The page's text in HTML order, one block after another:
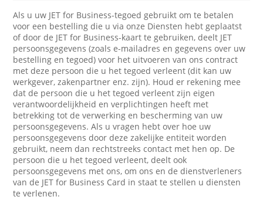
Als u uw JET for Business-tegoed gebruikt om te betalen
voor een bestelling die u via onze Diensten hebt geplaatst
of door de JET for Business-kaart te gebruiken, deelt JET
persoonsgegevens (zoals e-mailadres en gegevens over uw
bestelling en tegoed) voor het uitvoeren van ons contract
met deze persoon die u het tegoed verleent (dit kan uw
werkgever, zakenpartner enz. zijn). Houd er rekening mee
dat de persoon die u het tegoed verleent zijn eigen
verantwoordelijkheid en verplichtingen heeft met
betrekking tot de verwerking en bescherming van uw
persoonsgegevens. Als u vragen hebt over hoe uw
persoonsgegevens door deze zakelijke entiteit worden
gebruikt, neem dan rechtstreeks contact met hen op. De
persoon die u het tegoed verleent, deelt ook
persoonsgegevens met ons, om ons en de dienstverleners
van de JET for Business Card in staat te stellen u diensten
te verlenen.